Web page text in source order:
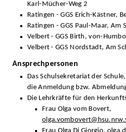
Karl-Mücher-Weg 2
Ratingen - GGS Erich-Kästner,
Ratingen - GGS Paul-Maar, Am
Velbert - GGS Birth, von-
Velbert - GGS Nordstadt, Am
Ansprechpersonen
Das Schulsekretariat der
die Anmeldung bzw.
Die Lehrkräfte für den
Frau Olga vom Bovert,